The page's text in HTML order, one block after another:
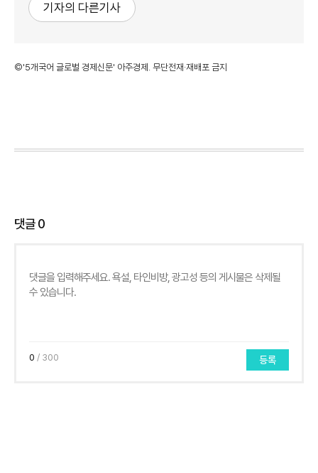
기자의 다른기사
©'5개국어 글로벌 경제신문' 아주경제. 무단전재·재배포 금지
댓글0
0 / 300 등록